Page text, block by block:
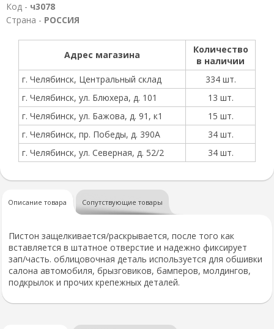
Код - ч3078
Страна - РОССИЯ
Адрес магазина
Количество
в наличии
г. Челябинск, Центральный склад
334 шт.
г. Челябинск, ул. Блюхера, д. 101
13 шт.
г. Челябинск, ул. Бажова, д. 91, к1
15 шт.
г. Челябинск, пр. Победы, д. 390А
34 шт.
г. Челябинск, ул. Северная, д. 52/2
34 шт.
Описание товара Сопутствующие товары
Пистон защелкивается/раскрывается, после того как
вставляется в штатное отверстие и надежно фиксирует
зап/часть. облицовочная деталь используется для обшивки
салона автомобиля, брызговиков, бамперов, молдингов,
подкрылок и прочих крепежных деталей.